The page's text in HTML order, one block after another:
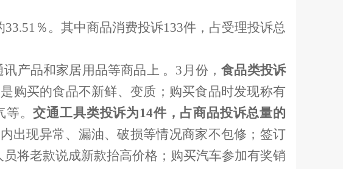
33.51 ％ 。其中商品消费投诉133件，占受理投诉总
产品和家居用品等商品上 。 3 月份，食品类投诉
购买的食品不新鲜、变质；购买食品时发现称有
等。交通工具类投诉为14件，占商品投诉总量的
出现异常、漏油、破损等情况商家不包修；签订
将老款说成新款抬高价格；购买汽车参加有奖销